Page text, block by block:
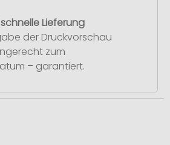
Lieferung
der Druckvorschau
zum
– garantiert.